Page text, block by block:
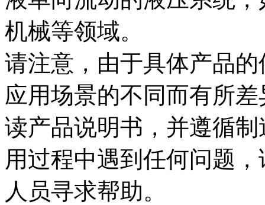
机械等领域。
请注意，由于具体产品
应用场景的不同而有所
读产品说明书，并遵循
用过程中遇到任何问题
人员寻求帮助。